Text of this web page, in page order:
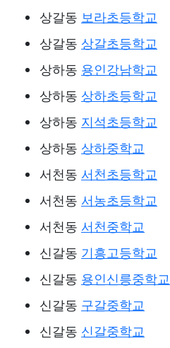
상갈동 보라초등학교
상갈동 상갈초등학교
상하동 용인강남학교
상하동 상하초등학교
상하동 지석초등학교
상하동 상하중학교
서천동 서천초등학교
서천동 서농초등학교
서천동 서천중학교
신갈동 기흥고등학교
신갈동 용인신릉중학교
신갈동 구갈중학교
신갈동 신갈중학교